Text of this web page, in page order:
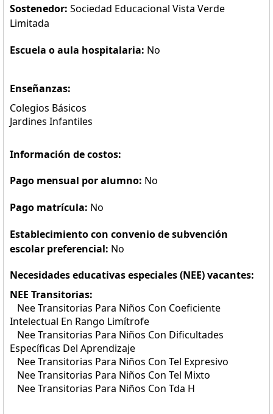
Sostenedor: Sociedad Educacional Vista Verde
Limitada
Escuela o aula hospitalaria: No
Enseñanzas:
Colegios Básicos
Jardines Infantiles
Información de costos:
Pago mensual por alumno: No
Pago matrícula: No
Establecimiento con convenio de subvención
escolar preferencial: No
Necesidades educativas especiales (NEE) vacantes:
NEE Transitorias:
Nee Transitorias Para Niños Con Coeficiente
Intelectual En Rango Limítrofe
Nee Transitorias Para Niños Con Dificultades
Específicas Del Aprendizaje
Nee Transitorias Para Niños Con Tel Expresivo
Nee Transitorias Para Niños Con Tel Mixto
Nee Transitorias Para Niños Con Tda H